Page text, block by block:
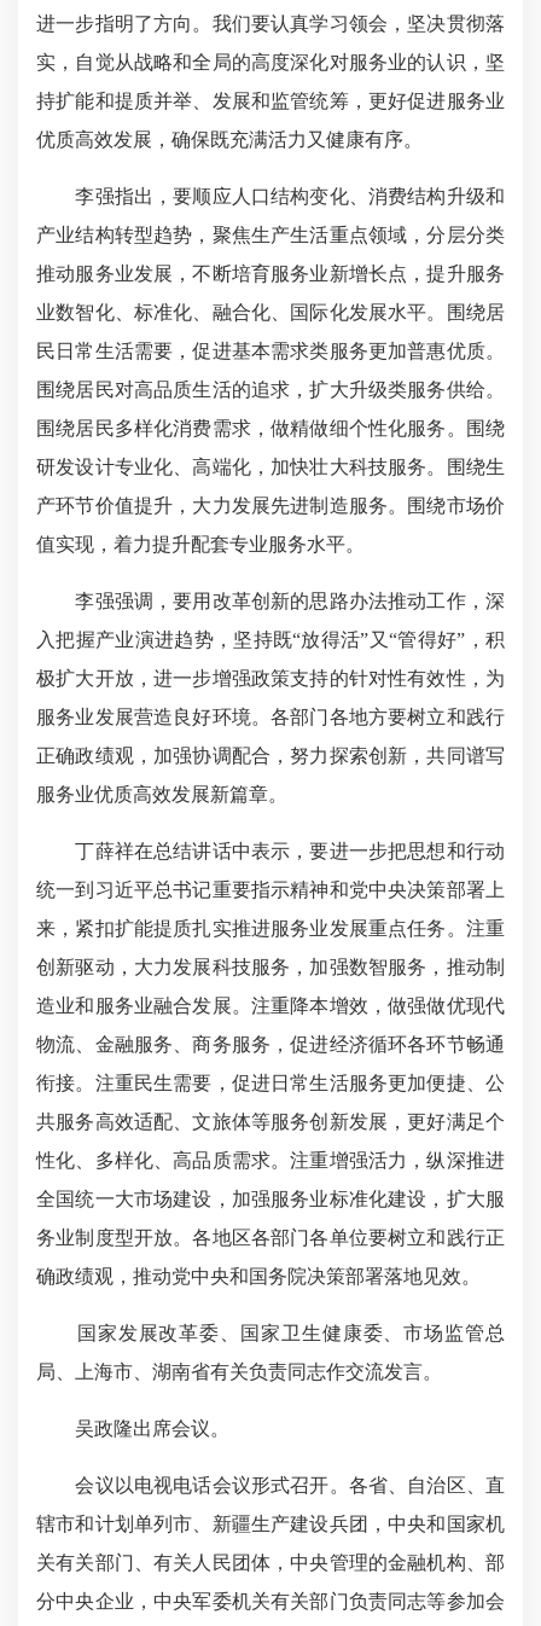
进一步指明了方向。我们要认真学习领会，坚决贯彻落
实，自觉从战略和全局的高度深化对服务业的认识，坚
持扩能和提质并举、发展和监管统筹，更好促进服务业
优质高效发展，确保既充满活力又健康有序。
李强指出，要顺应人口结构变化、消费结构升级和
产业结构转型趋势，聚焦生产生活重点领域，分层分类
推动服务业发展，不断培育服务业新增长点，提升服务
业数智化、标准化、融合化、国际化发展水平。围绕居
民日常生活需要，促进基本需求类服务更加普惠优质。
围绕居民对高品质生活的追求，扩大升级类服务供给。
围绕居民多样化消费需求，做精做细个性化服务。围绕
研发设计专业化、高端化，加快壮大科技服务。围绕生
产环节价值提升，大力发展先进制造服务。围绕市场价
值实现，着力提升配套专业服务水平。
李强强调，要用改革创新的思路办法推动工作，深
入把握产业演进趋势，坚持既“放得活”又“管得好”，积
极扩大开放，进一步增强政策支持的针对性有效性，为
服务业发展营造良好环境。各部门各地方要树立和践行
正确政绩观，加强协调配合，努力探索创新，共同谱写
服务业优质高效发展新篇章。
丁薛祥在总结讲话中表示，要进一步把思想和行动
统一到习近平总书记重要指示精神和党中央决策部署上
来，紧扣扩能提质扎实推进服务业发展重点任务。注重
创新驱动，大力发展科技服务，加强数智服务，推动制
造业和服务业融合发展。注重降本增效，做强做优现代
物流、金融服务、商务服务，促进经济循环各环节畅通
衔接。注重民生需要，促进日常生活服务更加便捷、公
共服务高效适配、文旅体等服务创新发展，更好满足个
性化、多样化、高品质需求。注重增强活力，纵深推进
全国统一大市场建设，加强服务业标准化建设，扩大服
务业制度型开放。各地区各部门各单位要树立和践行正
确政绩观，推动党中央和国务院决策部署落地见效。
国家发展改革委、国家卫生健康委、市场监管总
局、上海市、湖南省有关负责同志作交流发言。
吴政隆出席会议。
会议以电视电话会议形式召开。各省、自治区、直
辖市和计划单列市、新疆生产建设兵团，中央和国家机
关有关部门、有关人民团体，中央管理的金融机构、部
分中央企业，中央军委机关有关部门负责同志等参加会